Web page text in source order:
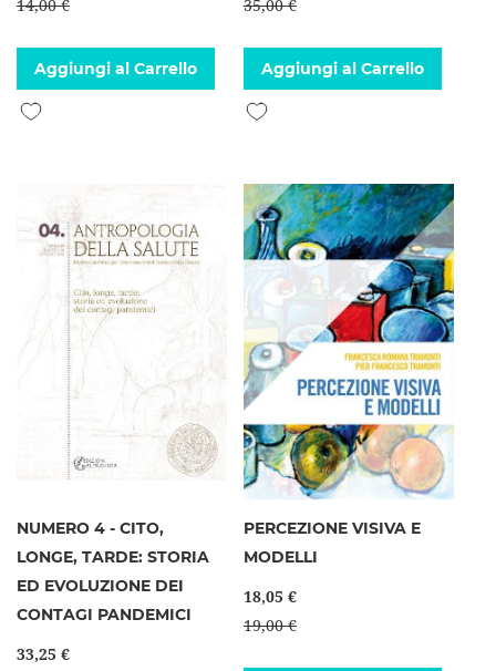
14,00 €
Aggiungi al Carrello
Aggiungi alla lista desideri
35,00 €
Aggiungi al Carrello
Aggiungi alla lista desideri
NUMERO 4 - CITO,
LONGE, TARDE: STORIA
ED EVOLUZIONE DEI
CONTAGI PANDEMICI
33,25 €
PERCEZIONE VISIVA E
MODELLI
18,05 €
19,00 €